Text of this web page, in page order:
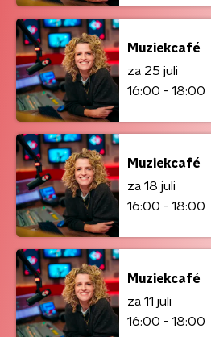
Muziekcafé
za 25 juli
16:00 - 18:00
Muziekcafé
za 18 juli
16:00 - 18:00
Muziekcafé
za 11 juli
16:00 - 18:00